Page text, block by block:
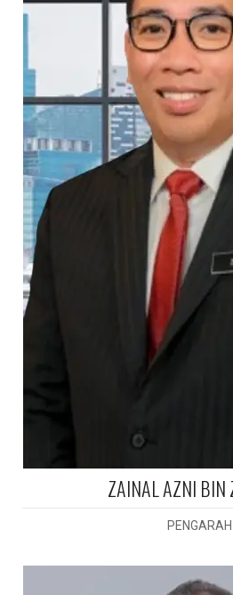
ZAINAL AZNI BIN
PENGARAH